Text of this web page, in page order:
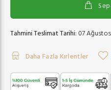
Tahmini Teslimat Tarihi: 07
Daha Fazla Kırlentler